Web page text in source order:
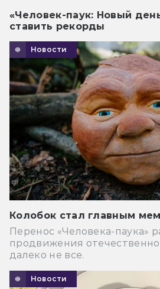
«Человек-паук: Новый
ставить рекорды
Новости
Колобок стал главным
Перенос «Человека-паука»
продвижения
далеко не все.
Новости